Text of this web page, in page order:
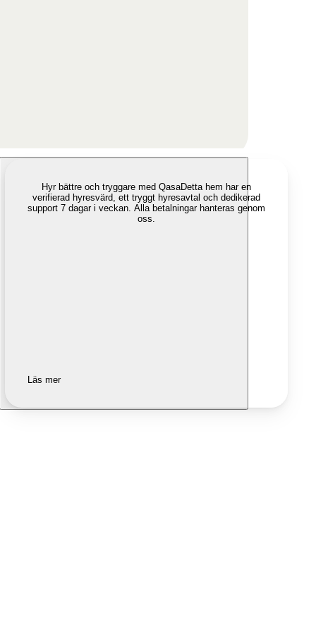
Hyr bättre och tryggare med QasaDetta hem har en
verifierad hyresvärd, ett tryggt hyresavtal och dedikerad
support 7 dagar i veckan. Alla betalningar hanteras genom
oss.
Läs mer